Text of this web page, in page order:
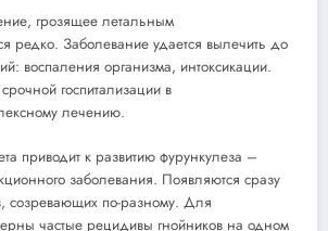
грозящее летальным
редко. Заболевание удается вылечить до
воспаления организма, интоксикации.
госпитализации в
лечению.
приводит к развитию фурункулеза –
заболевания. Появляются сразу
созревающих по-разному. Для
частые рецидивы гнойников на одном